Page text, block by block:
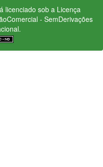
licenciado sob a Licença
- SemDerivações